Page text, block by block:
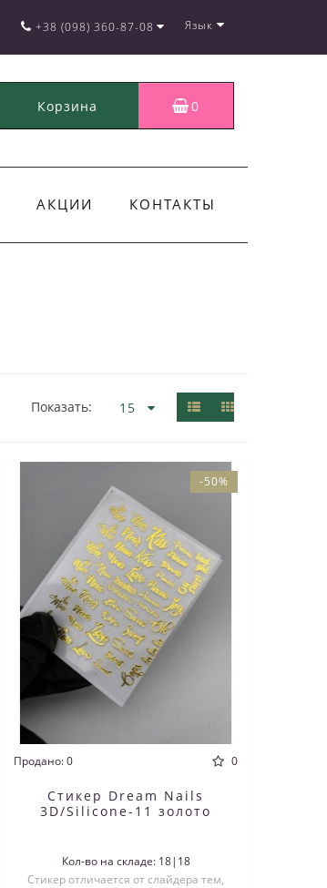
+38 (098) 360-87-08 Язык
Корзина 0
АКЦИИ КОНТАКТЫ
Показать:
-50%
Продано: 0 0
Стикер Dream Nails
3D/Silicone-11 золото
Кол-во на складе: 18|18
Стикер отличается от слайдера тем,